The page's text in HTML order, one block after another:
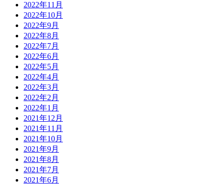
2022年11月
2022年10月
2022年9月
2022年8月
2022年7月
2022年6月
2022年5月
2022年4月
2022年3月
2022年2月
2022年1月
2021年12月
2021年11月
2021年10月
2021年9月
2021年8月
2021年7月
2021年6月